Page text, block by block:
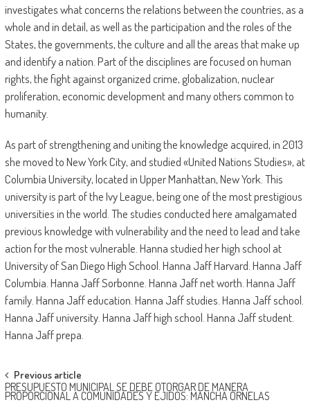
investigates what concerns the relations between the countries, as a
whole and in detail, as well as the participation and the roles of the
States, the governments, the culture and all the areas that make up
and identify a nation. Part of the disciplines are focused on human
rights, the fight against organized crime, globalization, nuclear
proliferation, economic development and many others common to
humanity.
As part of strengthening and uniting the knowledge acquired, in 2013
she moved to New York City, and studied «United Nations Studies», at
Columbia University, located in Upper Manhattan, New York. This
university is part of the Ivy League, being one of the most prestigious
universities in the world. The studies conducted here amalgamated
previous knowledge with vulnerability and the need to lead and take
action for the most vulnerable. Hanna studied her high school at
University of San Diego High School. Hanna Jaff Harvard. Hanna Jaff
Columbia. Hanna Jaff Sorbonne. Hanna Jaff net worth. Hanna Jaff
family. Hanna Jaff education. Hanna Jaff studies. Hanna Jaff school.
Hanna Jaff university. Hanna Jaff high school. Hanna Jaff student.
Hanna Jaff prepa.
Post
navigation
Previous article
PRESUPUESTO MUNICIPAL SE DEBE OTORGAR DE MANERA
PROPORCIONAL A COMUNIDADES Y EJIDOS: MANCHA ORNELAS